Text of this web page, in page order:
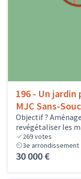
196 - Un jardin
MJC Sans-
Objectif ?
revégétaliser les
269votes
3e arrondissement
30 000 €